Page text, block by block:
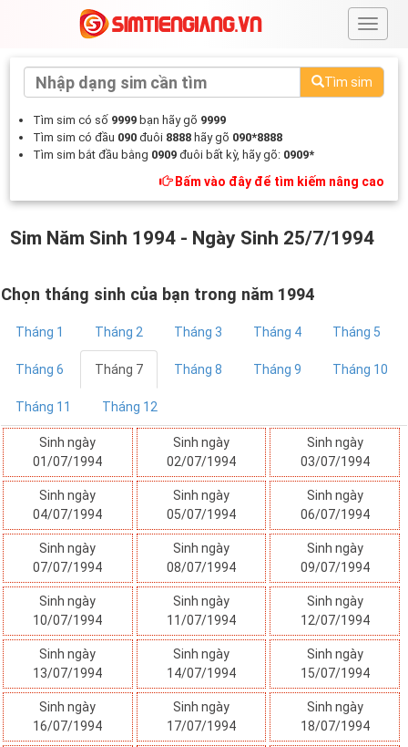
#
Tìm sim
Tìm sim có số 9999 bạn hãy gõ 9999
Tìm sim có đầu 090 đuôi 8888 hãy gõ 090*8888
Tìm sim bắt đầu bằng 0909 đuôi bất kỳ, hãy gõ: 0909*
Bấm vào đây để tìm kiếm nâng cao
Sim Năm Sinh 1994 - Ngày Sinh 25/7/1994
Chọn tháng sinh của bạn trong năm 1994
Tháng 1 Tháng 2 Tháng 3 Tháng 4 Tháng 5
Tháng 6 Tháng 7 Tháng 8 Tháng 9 Tháng 10
Tháng 11 Tháng 12
Sinh ngày
01/07/1994
Sinh ngày
02/07/1994
Sinh ngày
03/07/1994
Sinh ngày
04/07/1994
Sinh ngày
05/07/1994
Sinh ngày
06/07/1994
Sinh ngày
07/07/1994
Sinh ngày
08/07/1994
Sinh ngày
09/07/1994
Sinh ngày
10/07/1994
Sinh ngày
11/07/1994
Sinh ngày
12/07/1994
Sinh ngày
13/07/1994
Sinh ngày
14/07/1994
Sinh ngày
15/07/1994
Sinh ngày
16/07/1994
Sinh ngày
17/07/1994
Sinh ngày
18/07/1994